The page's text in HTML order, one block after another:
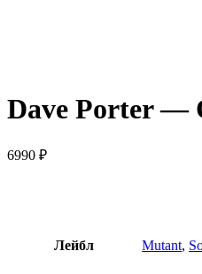
Dave Porter —
6990 ₽
Лейбл Mutant,